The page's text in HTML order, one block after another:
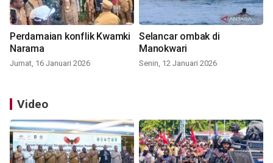
Perdamaian konflik Kwamki
Narama
Jumat, 16 Januari 2026
Selancar ombak di
Manokwari
Senin, 12 Januari 2026
Video